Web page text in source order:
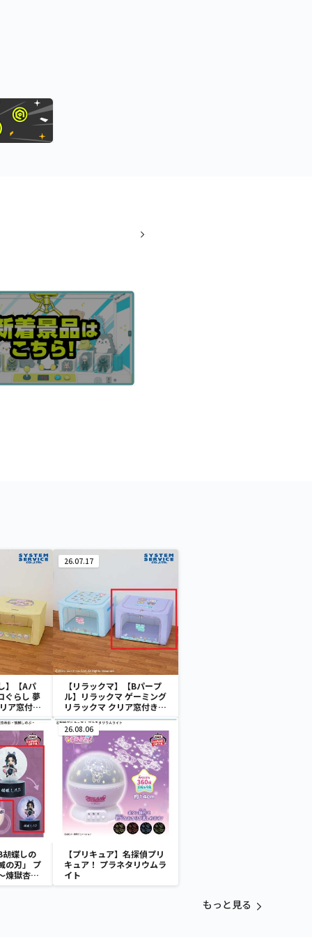
】【Aパ
ぐらし 夢
ア窓付き
26.07.17
【リラックマ】【Bパープ
ル】リラックマ ゲーミング
リラックマ クリア窓付き収
納ボックス
胡蝶しの
の刃」 プ
煉獄杏寿
26.08.06
【プリキュア】名探偵プリ
キュア！ プラネタリウムラ
イト
もっと見る